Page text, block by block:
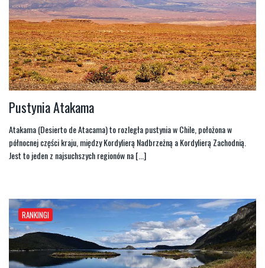
Pustynia Atakama
Atakama (Desierto de Atacama) to rozległa pustynia w Chile, położona w
północnej części kraju, między Kordylierą Nadbrzeżną a Kordylierą Zachodnią.
Jest to jeden z najsuchszych regionów na [...]
RANKINGI